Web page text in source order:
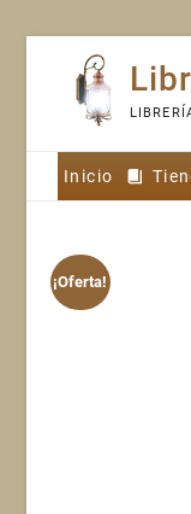
content
Inicio
¡Oferta!